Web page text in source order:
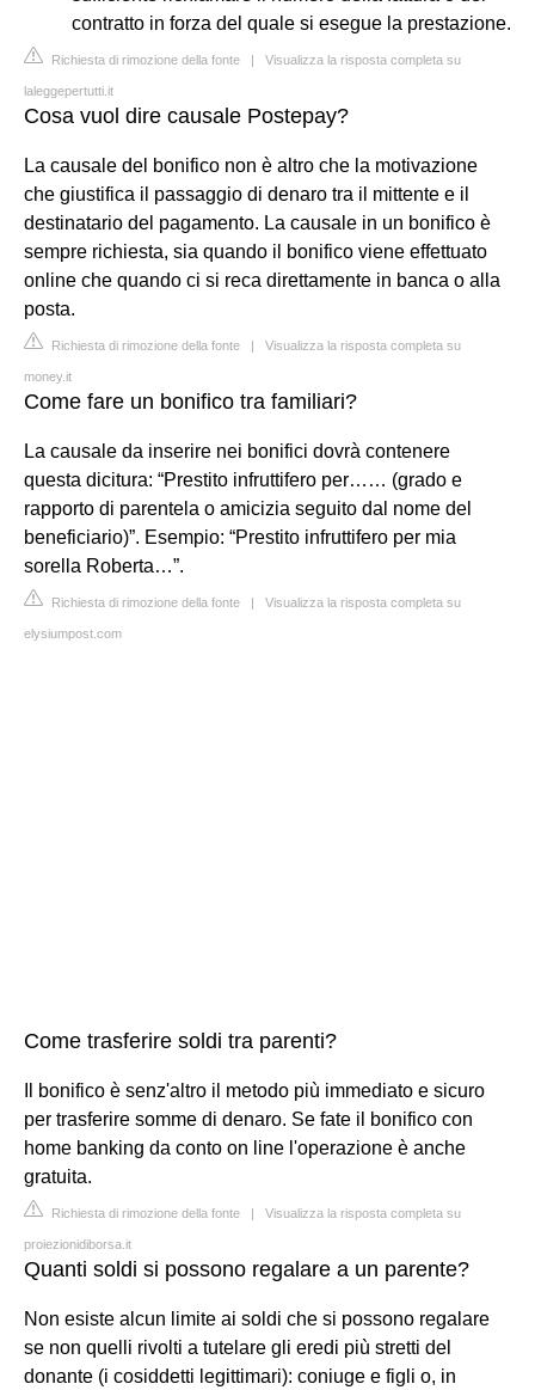
contratto in forza del quale si esegue la prestazione.
Richiesta di rimozione della fonte | Visualizza la risposta completa su
laleggepertutti.it
Cosa vuol dire causale Postepay?
La causale del bonifico non è altro che la motivazione
che giustifica il passaggio di denaro tra il mittente e il
destinatario del pagamento. La causale in un bonifico è
sempre richiesta, sia quando il bonifico viene effettuato
online che quando ci si reca direttamente in banca o alla
posta.
Richiesta di rimozione della fonte | Visualizza la risposta completa su
money.it
Come fare un bonifico tra familiari?
La causale da inserire nei bonifici dovrà contenere
questa dicitura: “Prestito infruttifero per…… (grado e
rapporto di parentela o amicizia seguito dal nome del
beneficiario)”. Esempio: “Prestito infruttifero per mia
sorella Roberta…”.
Richiesta di rimozione della fonte | Visualizza la risposta completa su
elysiumpost.com
Come trasferire soldi tra parenti?
Il bonifico è senz'altro il metodo più immediato e sicuro
per trasferire somme di denaro. Se fate il bonifico con
home banking da conto on line l'operazione è anche
gratuita.
Richiesta di rimozione della fonte | Visualizza la risposta completa su
proiezionidiborsa.it
Quanti soldi si possono regalare a un parente?
Non esiste alcun limite ai soldi che si possono regalare
se non quelli rivolti a tutelare gli eredi più stretti del
donante (i cosiddetti legittimari): coniuge e figli o, in